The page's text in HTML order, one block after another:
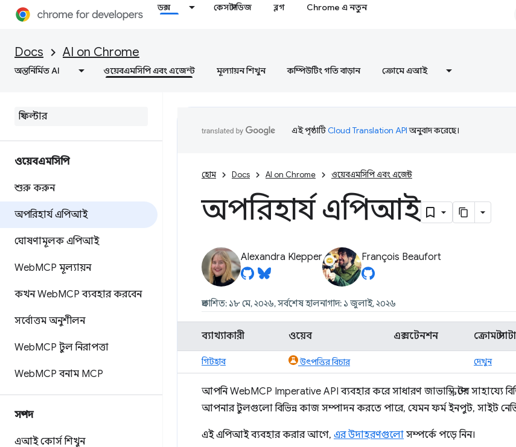
ডক্স কেস স্টাডিজ ব্লগ Chrome এ নতুন
Docs AI on Chrome
অন্তর্নির্মিত AI ওয়েবএমসিপি এবং এজেন্ট মূল্যায়ন শিখুন কম্পিউটিং গতি বাড়ান ক্রোমে এআই
ওয়েবএমসিপি
শুরু করুন
অপরিহার্য এপিআই
ঘোষণামূলক এপিআই
WebMCP মূল্যায়ন
কখন WebMCP ব্যবহার করবেন
সর্বোত্তম অনুশীলন
WebMCP টুল নিরাপত্তা
WebMCP বনাম MCP
সম্পদ
এআই কোর্স শিখুন
এই পৃষ্ঠাটিCloud Translation APIঅনুবাদ করেছে।
হোম Docs AI on Chrome ওয়েবএমসিপি এবং এজেন্ট
অপরিহার্য এপিআই
Alexandra Klepper François Beaufort
প্রকাশিত: ১৮ মে, ২০২৬, সর্বশেষ হালনাগাদ: ১ জুলাই, ২০২৬
ব্যাখ্যাকারী ওয়েব এক্সটেনশন ক্রোম
গিটহাব উৎপত্তির বিচার দেখুন
আপনি WebMCP Imperative API ব্যবহার করে সাধারণ জাভাস্ক্রিপ্টের সাহায্যে
আপনার টুলগুলো বিভিন্ন কাজ সম্পাদন করতে পারে, যেমন ফর্ম ইনপুট, সাইট
এই এপিআই ব্যবহার করার আগে, এর উদাহরণগুলো সম্পর্কে পড়ে নিন।